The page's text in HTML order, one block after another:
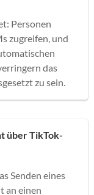
Personen
zugreifen, und
das
zu sein.
über TikTok-
Senden eines
an einen